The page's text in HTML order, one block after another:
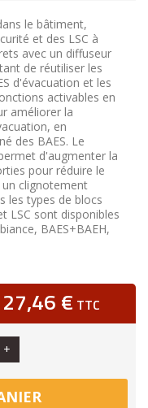
le bâtiment,
et des LSC à
avec un diffuseur
de réutiliser les
d'évacuation et les
activables en
améliorer la
en
des BAES. Le
d'augmenter la
pour réduire le
clignotement
les types de blocs
LSC sont disponibles
BAES+BAEH,
27,46 € TTC
+